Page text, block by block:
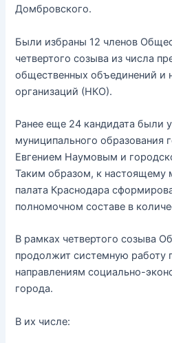
Домбровского.
Были избраны 12 членов
четвертого созыва из числа
общественных объединений и
организаций (НКО).
Ранее еще 24 кандидата были
муниципального образования
Евгением Наумовым и
Таким образом, к настоящему
палата Краснодара
полномочном составе в
В рамках четвертого созыва
продолжит системную работу
направлениям социально-
города.
В их числе: